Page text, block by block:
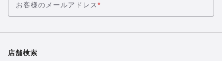
お客様のメールアドレス*
店舗検索